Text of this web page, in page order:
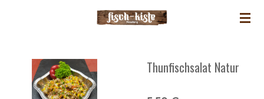
Thunfischsalat Natur